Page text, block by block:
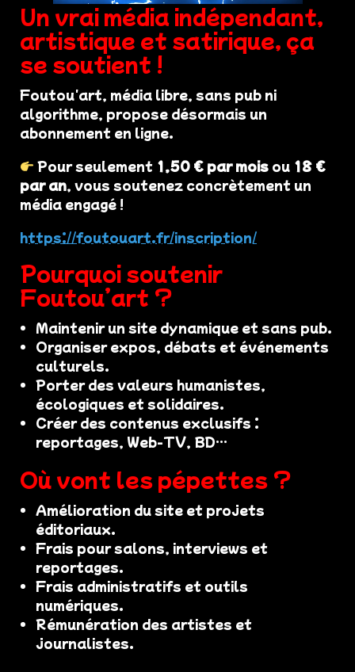
Un vrai média indépendant,
artistique et satirique, ça
se soutient !
Foutou'art, média libre, sans pub ni
algorithme, propose désormais un
abonnement en ligne.
Pour seulement 1,50 € par mois ou 18 €
par an, vous soutenez concrètement un
média engagé !
https://foutouart.fr/inscription/
Pourquoi soutenir
Foutou’art ?
Maintenir un site dynamique et sans pub.
Organiser expos, débats et événements
culturels.
Porter des valeurs humanistes,
écologiques et solidaires.
Créer des contenus exclusifs :
reportages, Web-TV, BD…
Où vont les pépettes ?
Amélioration du site et projets
éditoriaux.
Frais pour salons, interviews et
reportages.
Frais administratifs et outils
numériques.
Rémunération des artistes et
journalistes.